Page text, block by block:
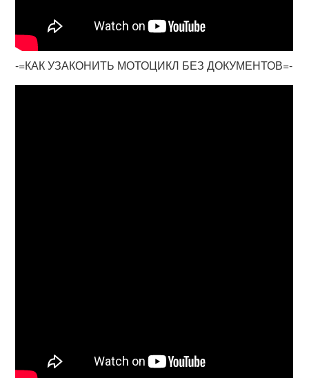
-=КАК УЗАКОНИТЬ МОТОЦИКЛ БЕЗ ДОКУМЕНТОВ=-